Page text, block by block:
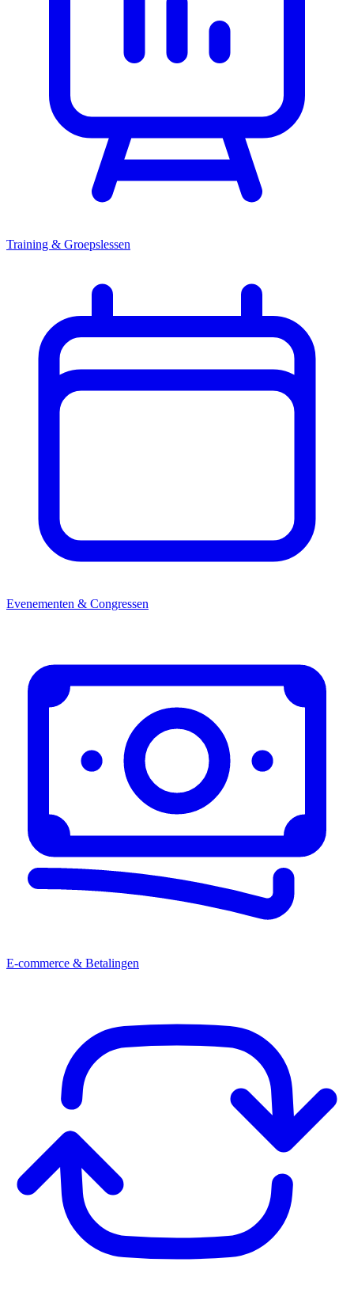
Training & Groepslessen
Evenementen & Congressen
E-commerce & Betalingen